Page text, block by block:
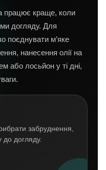
працює краще, коли
догляду. Для
поєднувати м’яке
нанесення олії на
або лосьйон у ті дні,
забруднення,
до догляду.